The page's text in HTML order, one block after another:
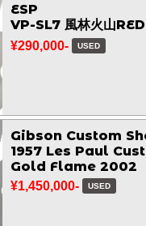
ESP
VP-SL7 風林火山
¥290,000- USED
Gibson Custom
1957 Les Paul
Gold Flame 2002
¥1,450,000- USED